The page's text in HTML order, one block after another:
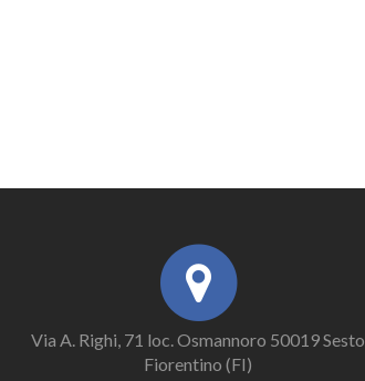
Via A. Righi, 71 loc. Osmannoro 50019 Sesto
Fiorentino (FI)